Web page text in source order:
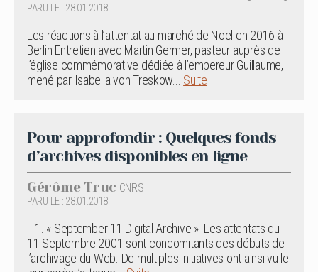
PARU LE : 28.01.2018
Les réactions à l’attentat au marché de Noël en 2016 à
Berlin Entretien avec Martin Germer, pasteur auprès de
l’église commémorative dédiée à l’empereur Guillaume,
mené par Isabella von Treskow... Suite
Pour approfondir : Quelques fonds
d’archives disponibles en ligne
Gérôme Truc CNRS
PARU LE : 28.01.2018
1. « September 11 Digital Archive » Les attentats du
11 Septembre 2001 sont concomitants des débuts de
l’archivage du Web. De multiples initiatives ont ainsi vu le